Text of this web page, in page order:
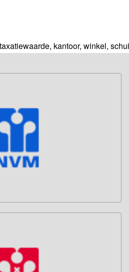
taxatiewaarde, kantoor, winkel,